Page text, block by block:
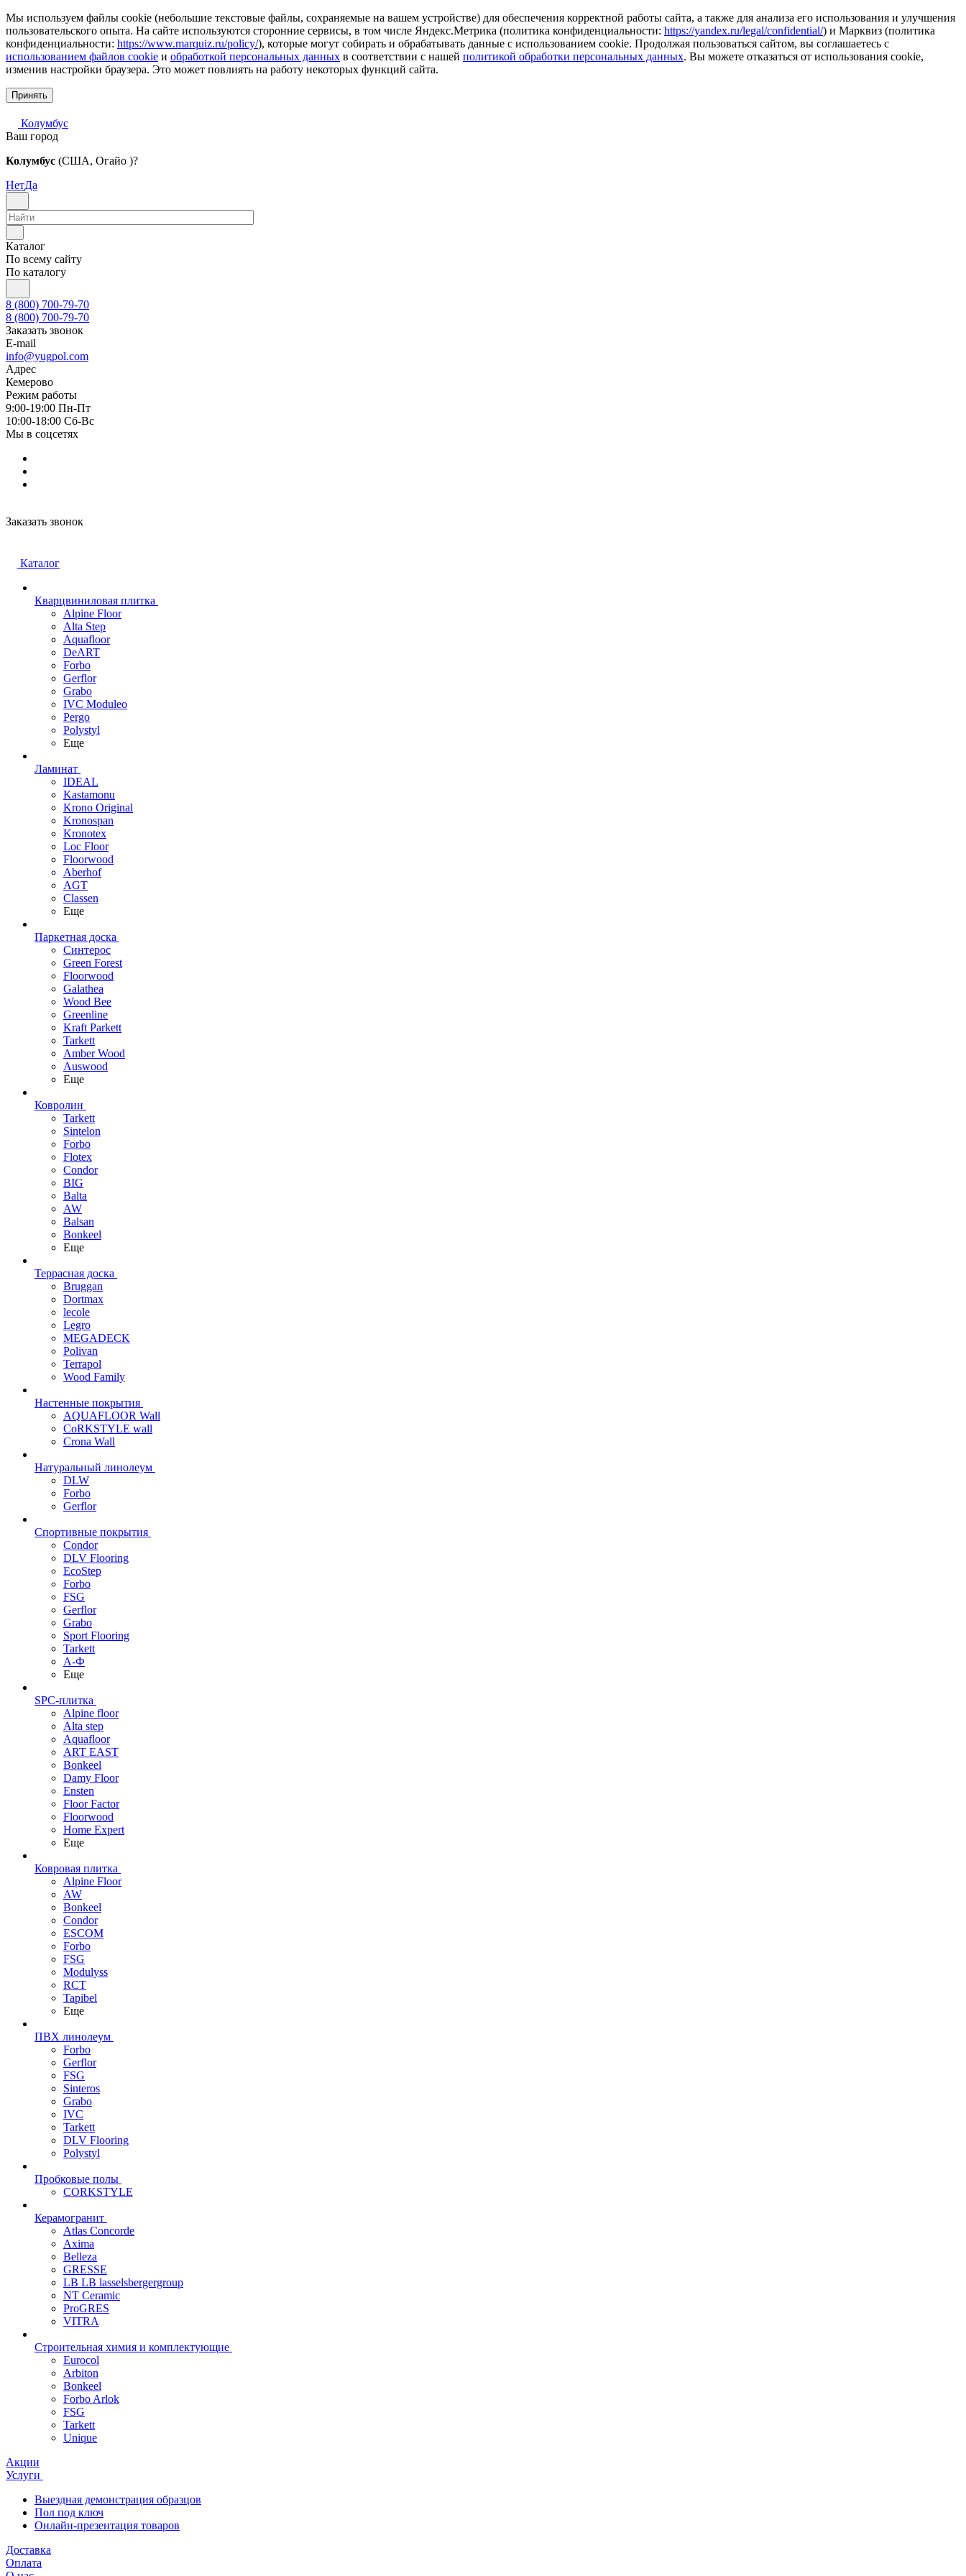
Мы используем файлы cookie (небольшие текстовые файлы, сохраняемые на вашем устройстве) для обеспечения корректной работы сайта, а также для анализа его использования и улучшения
пользовательского опыта. На сайте используются сторонние сервисы, в том числе Яндекс.Метрика (политика конфиденциальности: https://yandex.ru/legal/confidential/) и Марквиз (политика
конфиденциальности: https://www.marquiz.ru/policy/), которые могут собирать и обрабатывать данные с использованием cookie. Продолжая пользоваться сайтом, вы соглашаетесь с
использованием файлов cookie и обработкой персональных данных в соответствии с нашей политикой обработки персональных данных. Вы можете отказаться от использования cookie,
изменив настройки браузера. Это может повлиять на работу некоторых функций сайта.
Принять
Колумбус
Ваш город
Колумбус (США, Огайо )?
НетДа
Каталог
По всему сайту
По каталогу
8 (800) 700-79-70
8 (800) 700-79-70
Заказать звонок
E-mail
info@yugpol.com
Адрес
Кемерово
Режим работы
9:00-19:00 Пн-Пт
10:00-18:00 Cб-Вс
Мы в соцсетях
Заказать звонок
Каталог
Кварцвиниловая плитка
Alpine Floor
Alta Step
Aquafloor
DeART
Forbo
Gerflor
Grabo
IVC Moduleo
Pergo
Polystyl
Еще
Ламинат
IDEAL
Kastamonu
Krono Original
Kronospan
Kronotex
Loc Floor
Floorwood
Aberhof
AGT
Classen
Еще
Паркетная доска
Синтерос
Green Forest
Floorwood
Galathea
Wood Bee
Greenline
Kraft Parkett
Tarkett
Amber Wood
Auswood
Еще
Ковролин
Tarkett
Sintelon
Forbo
Flotex
Condor
BIG
Balta
AW
Balsan
Bonkeel
Еще
Террасная доска
Bruggan
Dortmax
lecole
Legro
MEGADECK
Polivan
Terrapol
Wood Family
Настенные покрытия
AQUAFLOOR Wall
CoRKSTYLE wall
Crona Wall
Натуральный линолеум
DLW
Forbo
Gerflor
Спортивные покрытия
Condor
DLV Flooring
EcoStep
Forbo
FSG
Gerflor
Grabo
Sport Flooring
Tarkett
А-Ф
Еще
SPC-плитка
Alpine floor
Alta step
Aquafloor
ART EAST
Bonkeel
Damy Floor
Ensten
Floor Factor
Floorwood
Home Expert
Еще
Ковровая плитка
Alpine Floor
AW
Bonkeel
Condor
ESCOM
Forbo
FSG
Modulyss
RCT
Tapibel
Еще
ПВХ линолеум
Forbo
Gerflor
FSG
Sinteros
Grabo
IVC
Tarkett
DLV Flooring
Polystyl
Пробковые полы
CORKSTYLE
Керамогранит
Atlas Concorde
Axima
Belleza
GRESSE
LB LB lasselsbergergroup
NT Ceramic
ProGRES
VITRA
Строительная химия и комплектующие
Eurocol
Arbiton
Bonkeel
Forbo Arlok
FSG
Tarkett
Unique
Акции
Услуги
Выездная демонстрация образцов
Пол под ключ
Онлайн-презентация товаров
Доставка
Оплата